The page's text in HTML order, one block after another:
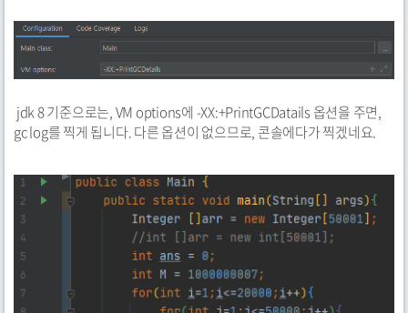
jdk 8 기준으로는, VM options에 -XX:+PrintGCDatails 옵션을 주면,
gc log를 찍게 됩니다. 다른 옵션이 없으므로, 콘솔에다가 찍겠네요.